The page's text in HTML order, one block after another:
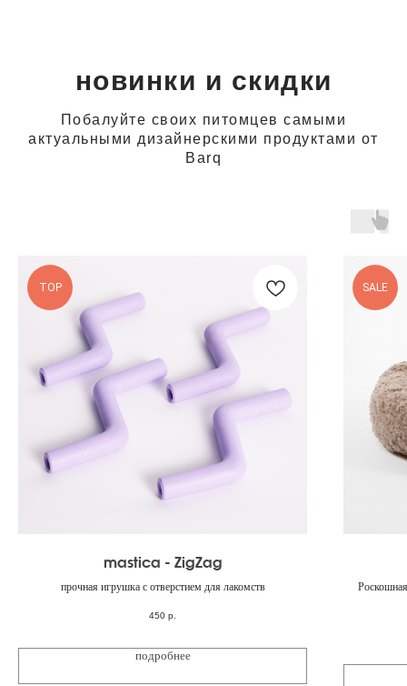
новинки и скидки
Побалуйте своих питомцев самыми
актуальными дизайнерскими продуктами от
Barq
TOP
mastica - ZigZag
прочная игрушка с отверстием для лакомств
450 р.
подробнее
SALE